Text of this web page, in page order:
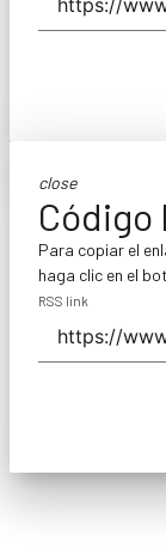
close
Código
Para copiar el
haga clic en el
RSS link